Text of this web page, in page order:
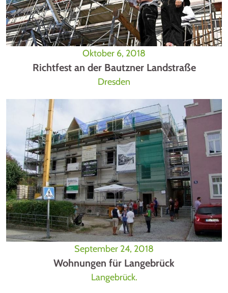
Oktober 6, 2018
Richtfest an der Bautzner Landstraße
Dresden
September 24, 2018
Wohnungen für Langebrück
Langebrück.